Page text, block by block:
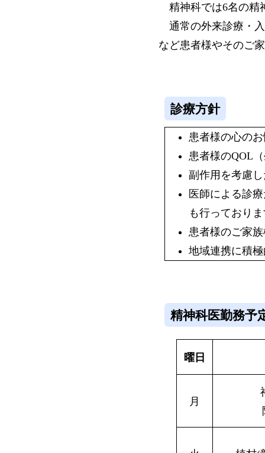
精神科では6名の精
通常の外来診療・
など患者様やそのご
診療方針
患者様の心の
患者様のQOL
副作用を考慮
医師による診
も行っており
患者様のご家
地域連携に積
精神科医勤務予
曜日
月